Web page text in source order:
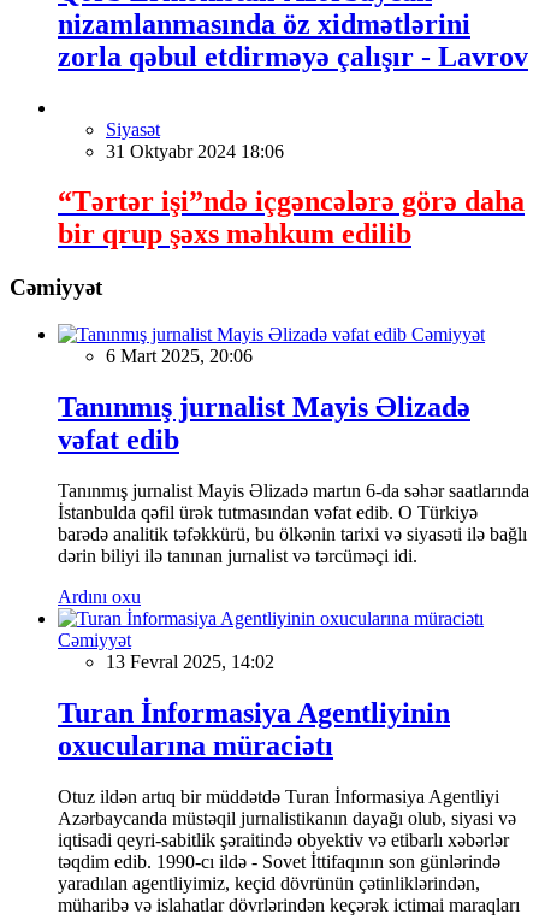
nizamlanmasında öz xidmətlərini
zorla qəbul etdirməyə çalışır - Lavrov
Siyasət
31 Oktyabr 2024 18:06
“Tərtər işi”ndə içgəncələrə görə daha
bir qrup şəxs məhkum edilib
Cəmiyyət
Cəmiyyət
6 Mart 2025, 20:06
Tanınmış jurnalist Mayis Əlizadə
vəfat edib
Tanınmış jurnalist Mayis Əlizadə martın 6-da səhər saatlarında
İstanbulda qəfil ürək tutmasından vəfat edib. O Türkiyə
barədə analitik təfəkkürü, bu ölkənin tarixi və siyasəti ilə bağlı
dərin biliyi ilə tanınan jurnalist və tərcüməçi idi.
Ardını oxu
Cəmiyyət
13 Fevral 2025, 14:02
Turan İnformasiya Agentliyinin
oxucularına müraciətı
Otuz ildən artıq bir müddətdə Turan İnformasiya Agentliyi
Azərbaycanda müstəqil jurnalistikanın dayağı olub, siyasi və
iqtisadi qeyri-sabitlik şəraitində obyektiv və etibarlı xəbərlər
təqdim edib. 1990-cı ildə - Sovet İttifaqının son günlərində
yaradılan agentliyimiz, keçid dövrünün çətinliklərindən,
müharibə və islahatlar dövrlərindən keçərək ictimai maraqları